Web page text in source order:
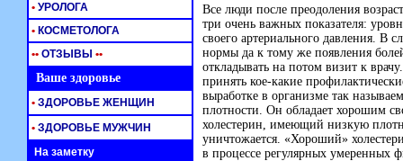
Все люди после преодоления
три очень важных показателя:
своего артериального давления. В
нормы да к тому же появления
откладывать на потом визит к
принять кое-какие
выработке в организме так
плотности. Он обладает хорошим
холестерин, имеющий низкую
уничтожается. «Хороший»
в процессе регулярных умеренных
• УРОЛОГА
• КОСМЕТОЛОГА
•• ОТЗЫВЫ ••
Ваше здоровье
• ЗДОРОВЬЕ ЖЕНЩИН
• ЗДОРОВЬЕ МУЖЧИН
На заметку